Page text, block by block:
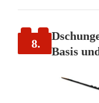
8.
Basis